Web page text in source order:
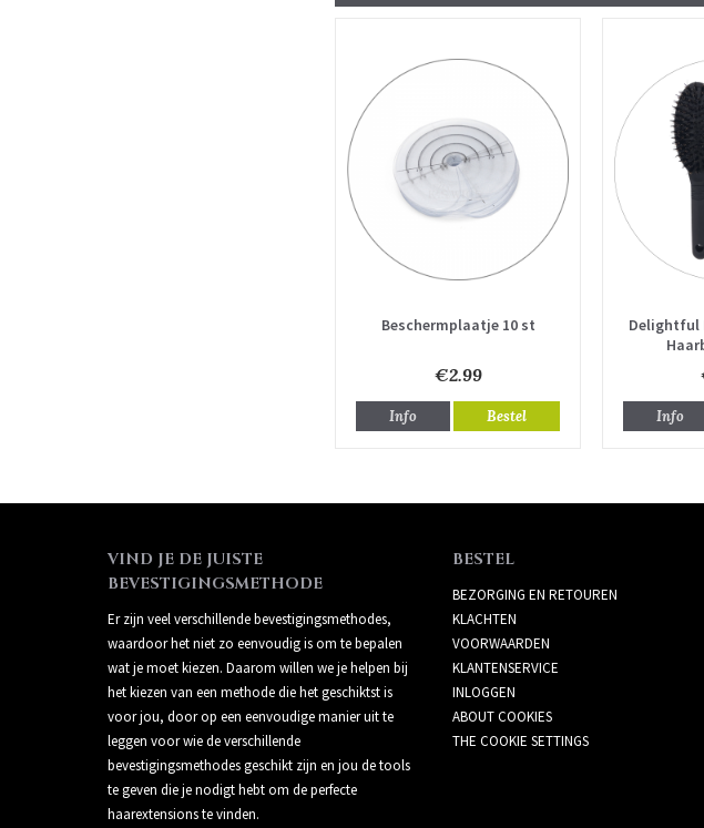
Beschermplaatje 10 st
€2.99
Info Bestel
Delightful
Info
VIND JE DE JUISTE
BEVESTIGINGSMETHODE
Er zijn veel verschillende bevestigingsmethodes,
waardoor het niet zo eenvoudig is om te bepalen
wat je moet kiezen. Daarom willen we je helpen bij
het kiezen van een methode die het geschiktst is
voor jou, door op een eenvoudige manier uit te
leggen voor wie de verschillende
bevestigingsmethodes geschikt zijn en jou de tools
te geven die je nodigt hebt om de perfecte
haarextensions te vinden.
BESTEL
BEZORGING EN RETOUREN
KLACHTEN
VOORWAARDEN
KLANTENSERVICE
INLOGGEN
ABOUT COOKIES
THE COOKIE SETTINGS